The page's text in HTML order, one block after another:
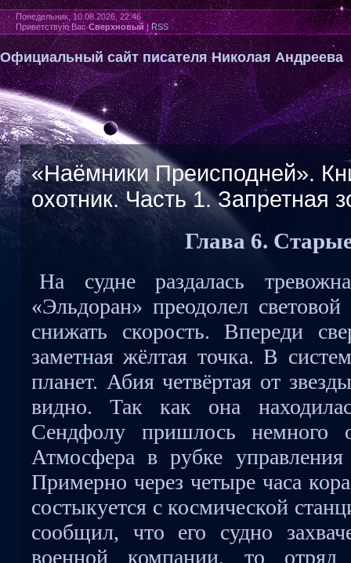
Понедельник, 10.08.2026, 22:46
Приветствую Вас Сверхновый|RSS
Официальный сайт писателя Николая Андреева
«Наёмники Преисподней».
охотник. Часть 1. Запретная
Глава 6.
На судне раздалась
«Эльдоран» преодолел
снижать скорость. Впереди
заметная жёлтая точка. В
планет. Абия четвёртая от
видно. Так как она
Сендфолу пришлось немного
Атмосфера в рубке
Примерно через четыре часа
состыкуется с космической
сообщил, что его судно
военной компании, то отряд